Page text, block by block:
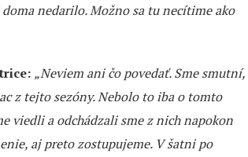
nedarilo. Možno sa tu necítime ako
„Neviem ani čo povedať. Sme smutní,
z tejto sezóny. Nebolo to iba o tomto
viedli a odchádzali sme z nich napokon
aj preto zostupujeme. V šatni po